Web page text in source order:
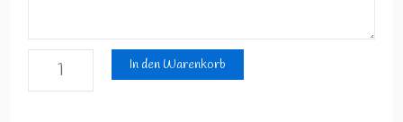
In den Warenkorb